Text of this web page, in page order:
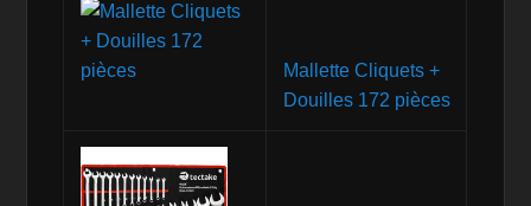
Mallette Cliquets +
Douilles 172 pièces